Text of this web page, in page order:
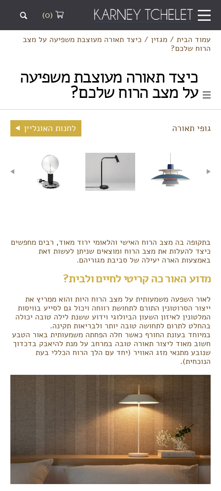
(0)
עמוד הבית/ מגזין/ כיצד תאורה מעוצבת משפיעה על מצב
הרוח שלכם?
כיצד תאורה מעוצבת משפיעה
על מצב הרוח שלכם?
גופי תאורה לחנות האונליין
בתקופה בה מצב הרוח האישי והלאומי ירוד מאוד, רבים מחפשים
כיצד להעלות את מצב הרוח ומוצאים שניתן לעשות זאת
באמצעות הארה יעילה של סביבת מגוריהם.
מדוע האור כה קריטי לחיים ולבית?
לאור השפעה משמעותית על מצב הרוח היות והוא ממריץ את
ייצור הסרוטונין התורם לתחושת רווחה ויכול גם לסייע בוויסות
המלטונין לאיזון השעון הביולוגי וידוע ששנת לילה טובה יכולה
בהחלט לתרום לתחושה טובה יותר ולבריאות תקינה.
במיוחד בעונת החורף כאשר חלה הפחתה משמעותית באור הטבע
חשוב מאוד ליצור תאורה טובה במרחב על מנת להיאבק בדכדוך
שנובע מתנאי מזג האוויר (יחד עם הלך הרוח הכללי בעת
הנוכחית).